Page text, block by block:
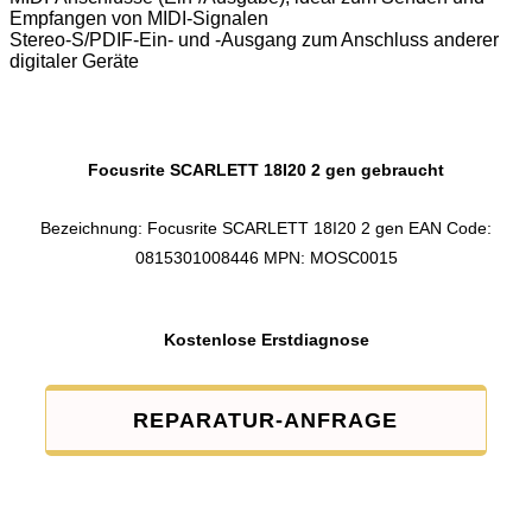
Empfangen von MIDI-Signalen
Stereo-S/PDIF-Ein- und -Ausgang zum Anschluss anderer
digitaler Geräte
Focusrite SCARLETT 18I20 2 gen gebraucht
Bezeichnung: Focusrite SCARLETT 18I20 2 gen EAN Code:
0815301008446 MPN: MOSC0015
Kostenlose Erstdiagnose
REPARATUR-ANFRAGE